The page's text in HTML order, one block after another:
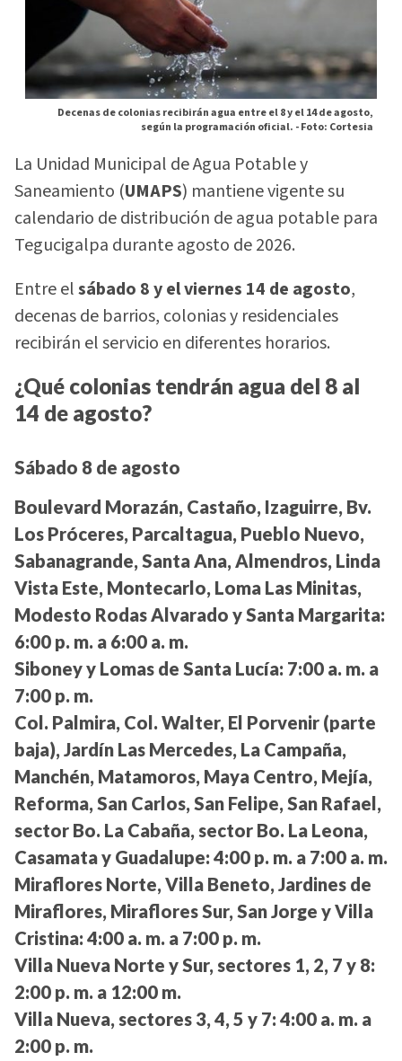
Decenas de colonias recibirán agua entre el 8 y el 14 de agosto,
según la programación oficial. -Foto: Cortesia
La Unidad Municipal de Agua Potable y
Saneamiento (UMAPS) mantiene vigente su
calendario de distribución de agua potable para
Tegucigalpa durante agosto de 2026.
Entre elsábado 8 y el viernes 14 de agosto,
decenas de barrios, colonias y residenciales
recibirán el servicio en diferentes horarios.
¿Qué colonias tendrán agua del 8 al
14 de agosto?
Sábado 8 de agosto
Boulevard Morazán, Castaño, Izaguirre, Bv.
Los Próceres, Parcaltagua, Pueblo Nuevo,
Sabanagrande, Santa Ana, Almendros, Linda
Vista Este, Montecarlo, Loma Las Minitas,
Modesto Rodas Alvarado y Santa Margarita:
6:00 p. m. a 6:00 a. m.
Siboney y Lomas de Santa Lucía: 7:00 a. m. a
7:00 p. m.
Col. Palmira, Col. Walter, El Porvenir (parte
baja), Jardín Las Mercedes, La Campaña,
Manchén, Matamoros, Maya Centro, Mejía,
Reforma, San Carlos, San Felipe, San Rafael,
sector Bo. La Cabaña, sector Bo. La Leona,
Casamata y Guadalupe: 4:00 p. m. a 7:00 a. m.
Miraflores Norte, Villa Beneto, Jardines de
Miraflores, Miraflores Sur, San Jorge y Villa
Cristina: 4:00 a. m. a 7:00 p. m.
Villa Nueva Norte y Sur, sectores 1, 2, 7 y 8:
2:00 p. m. a 12:00 m.
Villa Nueva, sectores 3, 4, 5 y 7: 4:00 a. m. a
2:00 p. m.